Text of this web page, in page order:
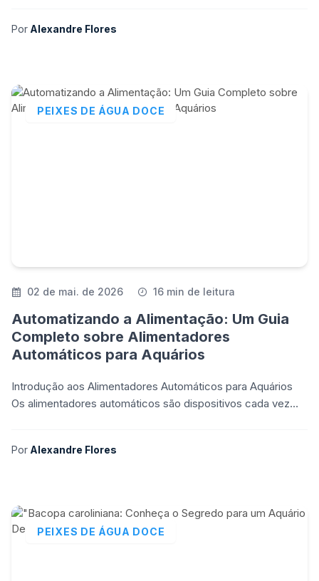
Por Alexandre Flores
PEIXES DE ÁGUA DOCE
02 de mai. de 2026 16 min de leitura
Automatizando a Alimentação: Um Guia
Completo sobre Alimentadores
Automáticos para Aquários
Introdução aos Alimentadores Automáticos para Aquários
Os alimentadores automáticos são dispositivos cada vez
Por Alexandre Flores
PEIXES DE ÁGUA DOCE